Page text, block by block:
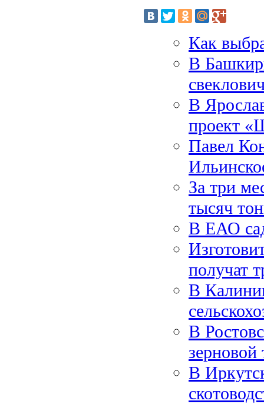
Как
В
В
проект
Павел
За три
тысяч
В ЕАО
получат
В
В
В